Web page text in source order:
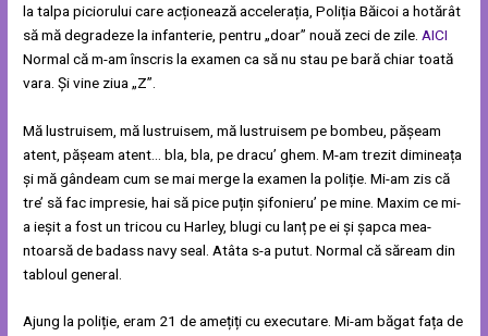
la talpa piciorului care acționează accelerația, Poliția Băicoi a hotărât
să mă degradeze la infanterie, pentru „doar” nouă zeci de zile. AICI
Normal că m-am înscris la examen ca să nu stau pe bară chiar toată
vara. Și vine ziua „Z”.
Mă lustruisem, mă lustruisem, mă lustruisem pe bombeu, pășeam
atent, pășeam atent… bla, bla, pe dracu’ ghem. M-am trezit dimineața
și mă gândeam cum se mai merge la examen la poliție. Mi-am zis că
tre’ să fac impresie, hai să pice puțin șifonieru’ pe mine. Maxim ce mi-
a ieșit a fost un tricou cu Harley, blugi cu lanț pe ei și șapca mea-
ntoarsă de badass navy seal. Atâta s-a putut. Normal că săream din
tabloul general.
Ajung la poliție, eram 21 de amețiți cu executare. Mi-am băgat fața de